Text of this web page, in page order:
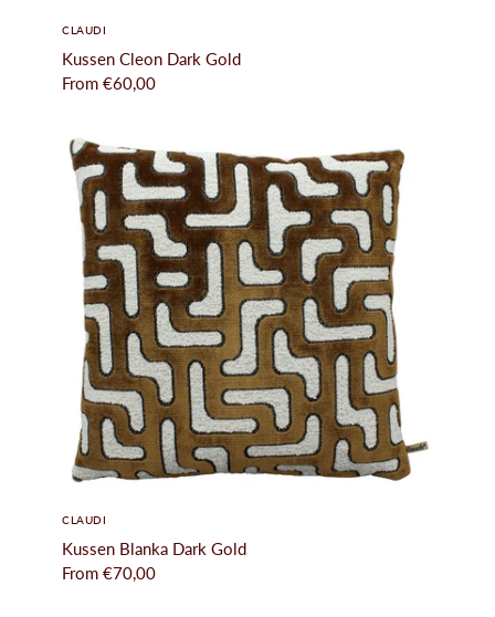
CLAUDI
Kussen Cleon Dark Gold
From €60,00
CLAUDI
Kussen Blanka Dark Gold
From €70,00